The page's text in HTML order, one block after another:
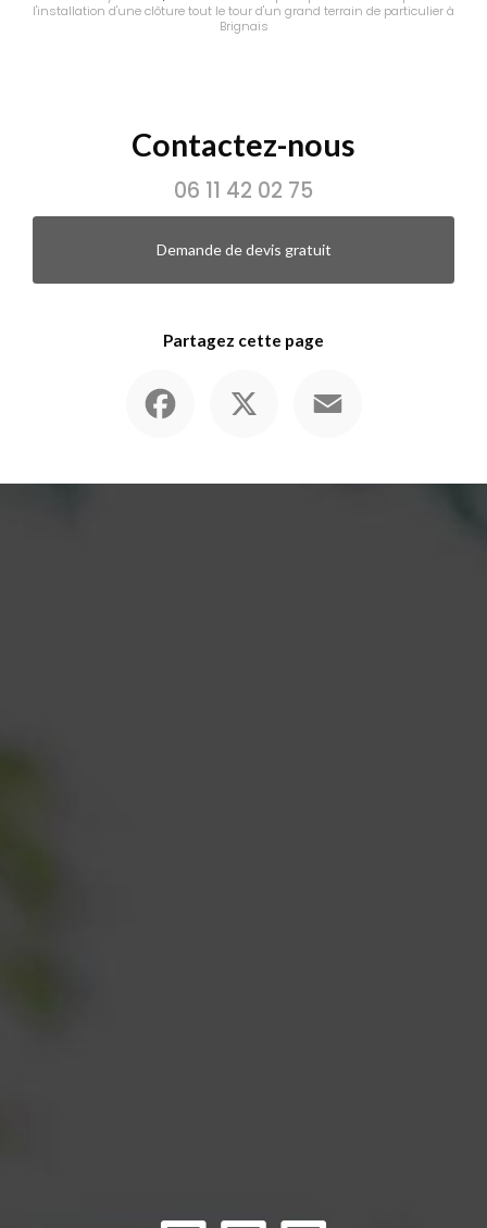
l'installation d'une clôture tout le tour d'un grand terrain de particulier à
Brignais
Contactez-nous
06 11 42 02 75
Demande de devis gratuit
Partagez cette page